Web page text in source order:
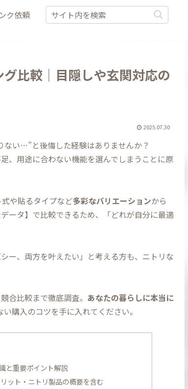
ク依頼
比較｜目隠しや玄関対応の
2025.07.30
ない…”と後悔した経験はありませんか？
、用途に合わない機能を選んでしまうことに原
や貼るタイプなど多彩なバリエーションから
ータ】で比較できるため、「どれが自分に最適
ー、両方を叶えたい」と考える方も、ニトリな
合比較まで徹底調査。 あなたの暮らしに本当に
購入のコツを手に入れてください。
と重要ポイント解説
ット・ニトリ製品の概要を含む